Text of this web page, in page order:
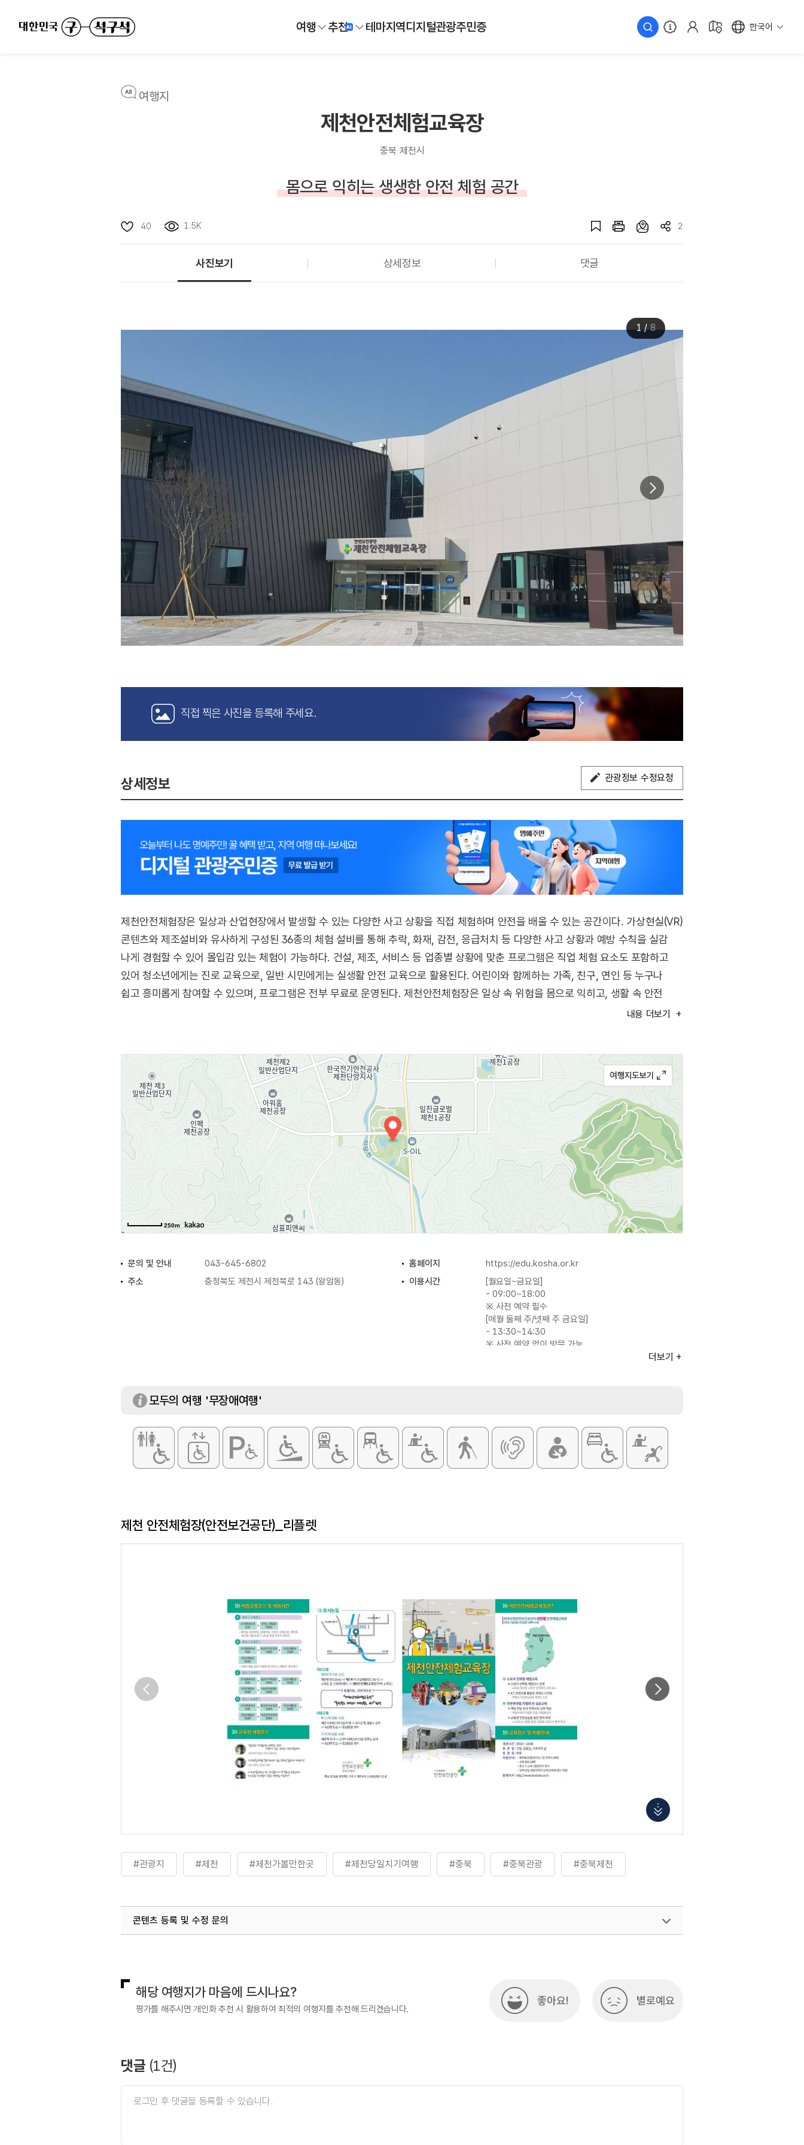
여행 추천 테마지역디지털관광주민증 한국어
여행지
제천안전체험교육장
충북 제천시
몸으로 익히는 생생한 안전 체험 공간
40 1.5K 2
사진보기 상세정보 댓글
1/8
직접 찍은 사진을 등록해 주세요.
상세정보 관광정보 수정요청
제천안전체험장은 일상과 산업현장에서 발생할 수 있는 다양한 사고 상황을 직접 체험하며 안전을 배울 수 있는 공간이다. 가상현실(VR)
콘텐츠와 제조설비와 유사하게 구성된 36종의 체험 설비를 통해 추락, 화재, 감전, 응급처치 등 다양한 사고 상황과 예방 수칙을 실감
나게 경험할 수 있어 몰입감 있는 체험이 가능하다. 건설, 제조, 서비스 등 업종별 상황에 맞춘 프로그램은 직업 체험 요소도 포함하고
있어 청소년에게는 진로 교육으로, 일반 시민에게는 실생활 안전 교육으로 활용된다. 어린이와 함께하는 가족, 친구, 연인 등 누구나
쉽고 흥미롭게 참여할 수 있으며, 프로그램은 전부 무료로 운영된다. 제천안전체험장은 일상 속 위험을 몸으로 익히고, 생활 속 안전
내용 더보기
250m
문의 및 안내 043-645-6802 홈페이지
https://edu.kosha.or.kr
주소
충청북도 제천시 제천북로 143 (왕암동) 이용시간
[월요일~금요일]
- 09:00~18:00
※ 사전 예약 필수
[매월 둘째 주/넷째 주 금요일]
- 13:30~14:30
※ 사전 예약 없이 방문 가능
이용가능시설
응급처치 체험관 / 안전 체험관 / 가상 안전 체험관
더보기
모두의 여행 '무장애여행'
제천 안전체험장(안전보건공단)_리플렛
#관광지 #제천 #제천가볼만한곳 #제천당일치기여행 #충북 #충북관광 #충북제천
콘텐츠 등록 및 수정 문의
해당 여행지가 마음에 드시나요?
평가를 해주시면 개인화 추천 시 활용하여 최적의 여행지를 추천해 드리겠습니다.
좋아요! 별로예요
댓글 (1건)